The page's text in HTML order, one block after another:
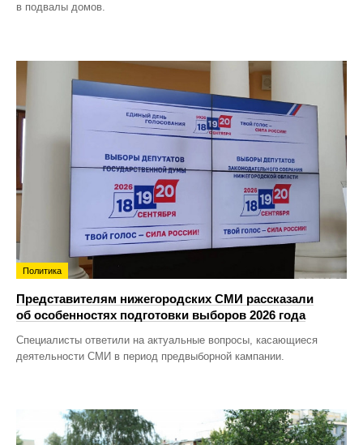
в подвалы домов.
Политика
Представителям нижегородских СМИ рассказали
об особенностях подготовки выборов 2026 года
Специалисты ответили на актуальные вопросы, касающиеся
деятельности СМИ в период предвыборной кампании.